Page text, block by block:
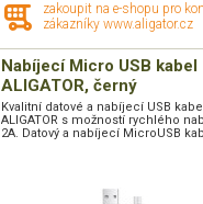
zakoupit na e-shopu pro
zákazníky www.aligator.cz
Nabíjecí Micro USB kabel
ALIGATOR, černý
Kvalitní datové a nabíjecí USB
ALIGATOR s možností rychlého
2A. Datový a nabíjecí MicroUSB